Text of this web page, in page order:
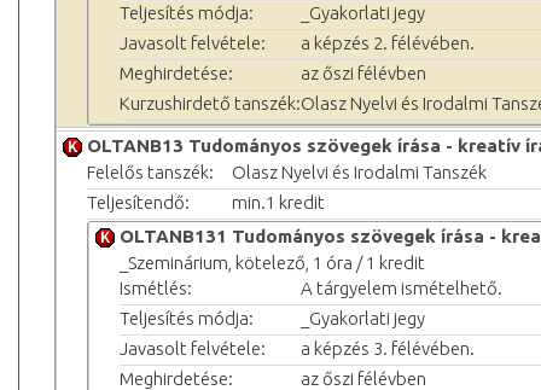
Teljesítés módja:
_Gyakorlati jegy
Javasolt felvétele:
a képzés 2. félévében.
Meghirdetése:
az őszi félévben
Kurzushirdető tanszék:Olasz Nyelvi és Irodalmi
OLTANB13 Tudományos szövegek írása - kreatív
Felelős tanszék:
Olasz Nyelvi és Irodalmi Tanszék
Teljesítendő:
min.1 kredit
OLTANB131 Tudományos szövegek írása -
_Szeminárium, kötelező, 1 óra / 1 kredit
Ismétlés:
A tárgyelem ismételhető.
Teljesítés módja:
_Gyakorlati jegy
Javasolt felvétele:
a képzés 3. félévében.
Meghirdetése:
az őszi félévben